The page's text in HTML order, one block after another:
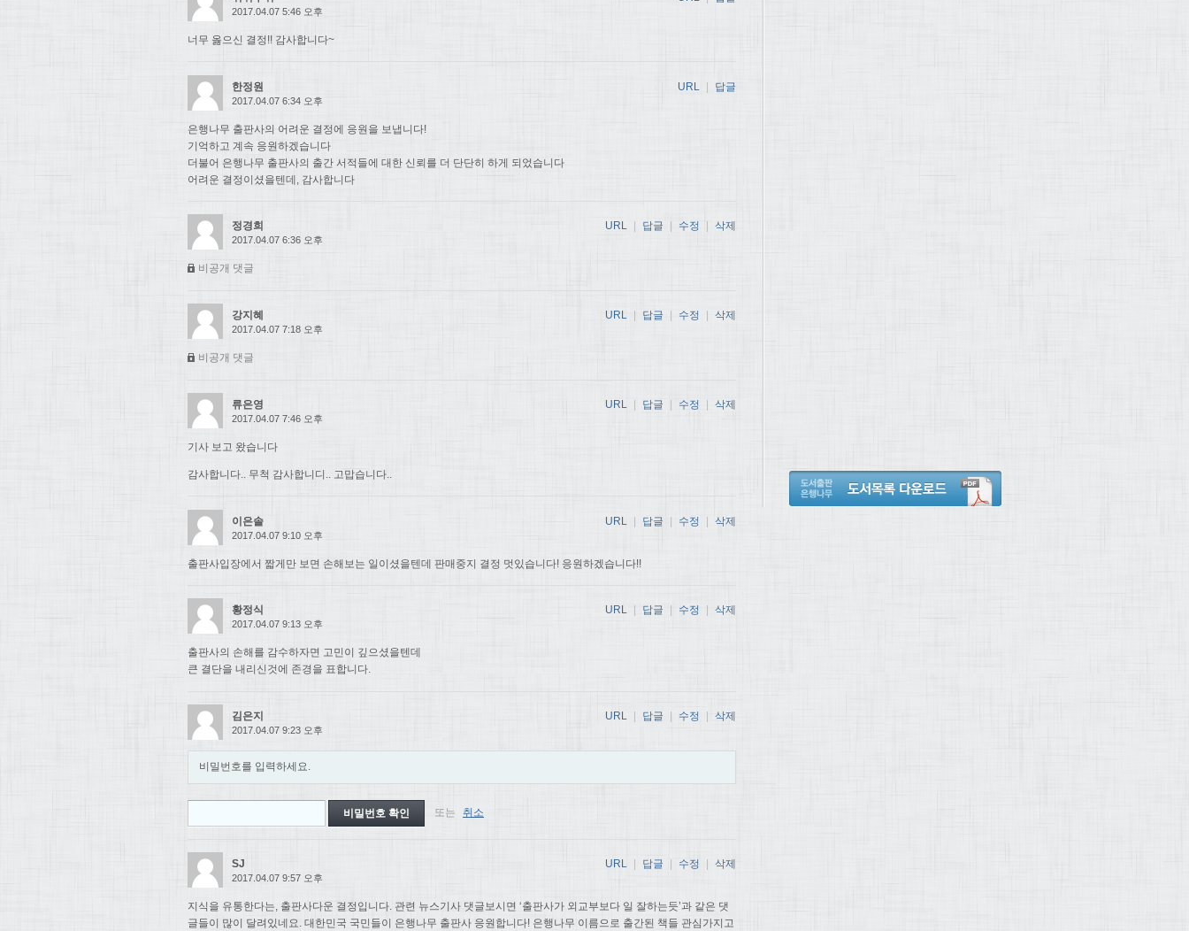
2017.04.07 5:46 오후
너무 옳으신 결정!! 감사합니다~
한정원
2017.04.07 6:34 오후
은행나무 출판사의 어려운 결정에 응원을 보냅니다!
기억하고 계속 응원하겠습니다
더불어 은행나무 출판사의 출간 서적들에 대한 신뢰를 더 단단히 하게 되었습니다
어려운 결정이셨을텐데, 감사합니다
URL | 답글
정경희
2017.04.07 6:36 오후
비공개 댓글
URL 답글 수정 삭제
강지혜
2017.04.07 7:18 오후
비공개 댓글
URL 답글 수정 삭제
류은영
2017.04.07 7:46 오후
기사 보고 왔습니다
감사합니다.. 무척 감사합니디.. 고맙습니다..
URL 답글 수정 삭제
이은솔
2017.04.07 9:10 오후
출판사입장에서 짧게만 보면 손해보는 일이셨을텐데 판매중지 결정 멋있습니다! 응원하겠습니다!!
URL | 답글 | 수정 | 삭제
황정식
2017.04.07 9:13 오후
출판사의 손해를 감수하자면 고민이 깊으셨을텐데
큰 결단을 내리신것에 존경을 표합니다.
URL 답글 수정 삭제
김은지
2017.04.07 9:23 오후
비밀번호를 입력하세요.
또는 취소
URL 답글 수정 삭제
SJ
2017.04.07 9:57 오후
지식을 유통한다는, 출판사다운 결정입니다. 관련 뉴스기사 댓글보시면 ‘출판사가 외교부보다 일 잘하는듯’과 같은 댓
글들이 많이 달려있네요. 대한민국 국민들이 은행나무 출판사 응원합니다! 은행나무 이름으로 출간된 책들 관심가지고
URL 답글 수정 삭제